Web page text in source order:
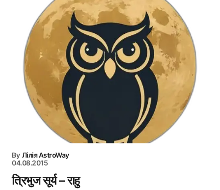
By Лілія AstroWay
04.08.2015
त्रिभुज सूर्य – राहु